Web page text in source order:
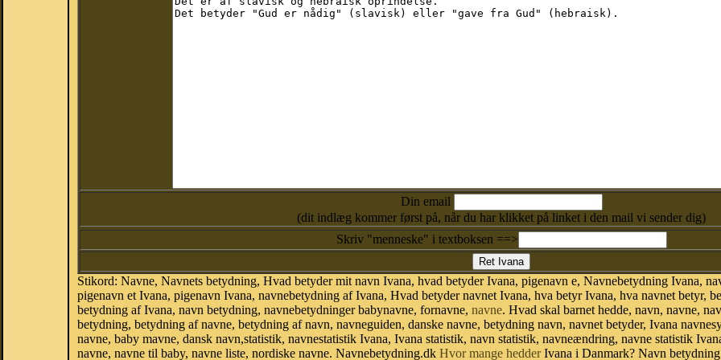
Din email
(dit indlæg kommer først på, når du har klikket på linket i den mail vi sender dig)
Skriv "menneske" i textboksen ==>
Stikord: Navne, Navnets betydning, Hvad betyder mit navn Ivana, hvad betyder Ivana, pigenavn e, Navnebetydning Ivana,
pigenavn et Ivana, pigenavn Ivana, navnebetydning af Ivana, Hvad betyder navnet Ivana, hva betyr Ivana, hva navnet betyr,
betydning af Ivana, navn betydning, navnebetydninger babynavne, fornavne, navne. Hvad skal barnet hedde, navn, navne,
betydning, betydning af navne, betydning af navn, navneguiden, danske navne, betydning navn, navnet betyder, Ivana
navne, baby mavne, dansk navn,statistik, navnestatistik Ivana, Ivana statistik, navn statistik, navneændring, navne statistik
navne, navne til baby, navne liste, nordiske navne. Navnebetydning.dk Hvor mange hedderIvana i Danmark? Navn